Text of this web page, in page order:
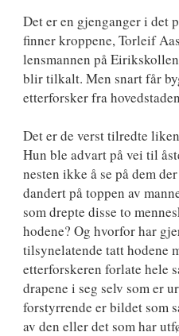
Det er en gjenganger i det
finner kroppene, Torleif
lensmannen på
blir tilkalt. Men snart får
etterforsker fra
Det er de verst tilredte
Hun ble advart på vei til
nesten ikke å se på dem
dandert på toppen av
som drepte disse to
hodene? Og hvorfor har
tilsynelatende tatt hodene
etterforskeren forlate hele
drapene i seg selv som er
forstyrrende er bildet som
av den eller det som har